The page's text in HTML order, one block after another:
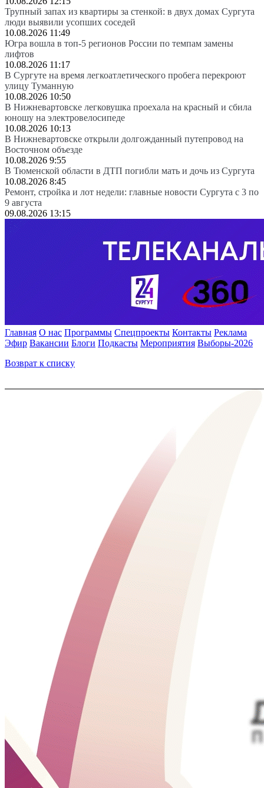
Трупный запах из квартиры за стенкой: в двух домах Сургута
люди выявили усопших соседей
10.08.2026 11:49
Югра вошла в топ-5 регионов России по темпам замены
лифтов
10.08.2026 11:17
В Сургуте на время легкоатлетического пробега перекроют
улицу Туманную
10.08.2026 10:50
В Нижневартовске легковушка проехала на красный и сбила
юношу на электровелосипеде
10.08.2026 10:13
В Нижневартовске открыли долгожданный путепровод на
Восточном объезде
10.08.2026 9:55
В Тюменской области в ДТП погибли мать и дочь из Сургута
10.08.2026 8:45
Ремонт, стройка и лот недели: главные новости Сургута с 3 по
9 августа
09.08.2026 13:15
Главная О нас Программы Спецпроекты Контакты Реклама
Эфир Вакансии Блоги Подкасты Мероприятия Выборы-2026
Возврат к списку